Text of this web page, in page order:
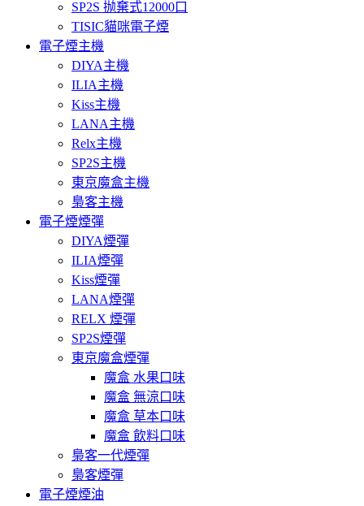
SP2S 抛棄式12000口
TISIC貓咪電子煙
電子煙主機
DIYA主機
ILIA主機
Kiss主機
LANA主機
Relx主機
SP2S主機
東京魔盒主機
梟客主機
電子煙煙彈
DIYA煙彈
ILIA煙彈
Kiss煙彈
LANA煙彈
RELX 煙彈
SP2S煙彈
東京魔盒煙彈
魔盒 水果口味
魔盒 無涼口味
魔盒 草本口味
魔盒 飲料口味
梟客一代煙彈
梟客煙彈
電子煙煙油